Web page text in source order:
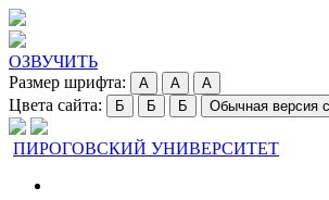
ОЗВУЧИТЬ
Размер шрифта:
A A A
Цвета сайта: Б Б Б Обычная версия
ПИРОГОВСКИЙ УНИВЕРСИТЕТ